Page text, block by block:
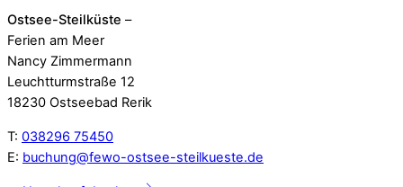
Ostsee-Steilküste –
Ferien am Meer
Nancy Zimmermann
Leuchtturmstraße 12
18230 Ostseebad Rerik
T: 038296 75450
E: buchung@fewo-ostsee-steilkueste.de